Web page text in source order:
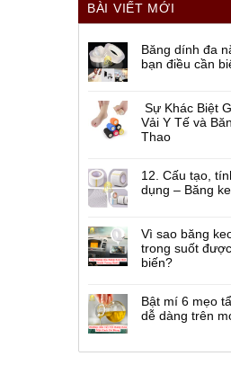
BÀI VIẾT MỚI
Băng dính đa
bạn điều cần
Sự Khác Biệt
Vải Y Tế và
Thao
12. Cấu tạo,
dụng – Băng
Vì sao băng
trong suốt
biến?
Bật mí 6 mẹo
dễ dàng trên